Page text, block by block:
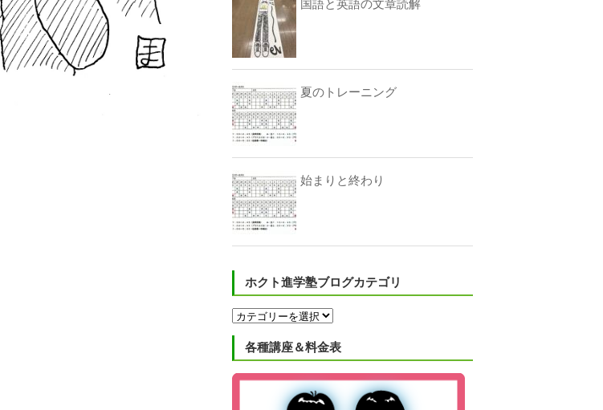
国語と英語の文章読解
夏のトレーニング
始まりと終わり
ホクト進学塾ブログカテゴリ
ホ
ク
ト
学
塾
各種講座＆料金表